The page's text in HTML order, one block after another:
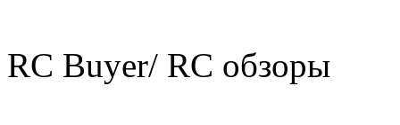
RC Buyer/ RC обзоры